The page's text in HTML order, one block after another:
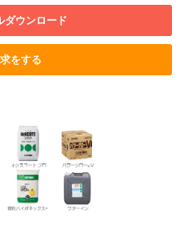
ダウンロード
をする